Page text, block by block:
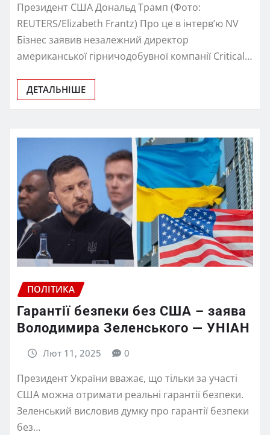
Президент США Дональд Трамп (Фото:
REUTERS/Elizabeth Frantz) Про це в інтерв’ю NV
Бізнес заявив незалежний директор
американської гірничодобувної компанії Critical…
ДЕТАЛЬНІШЕ
ПОЛІТИКА
Гарантії безпеки без США – заява
Володимира Зеленського — УНІАН
Лют 11, 2025 0
Президент України вважає, що тільки за участі
США можна отримати реальні гарантії безпеки.
Зеленський висловив думку про гарантії безпеки
без…